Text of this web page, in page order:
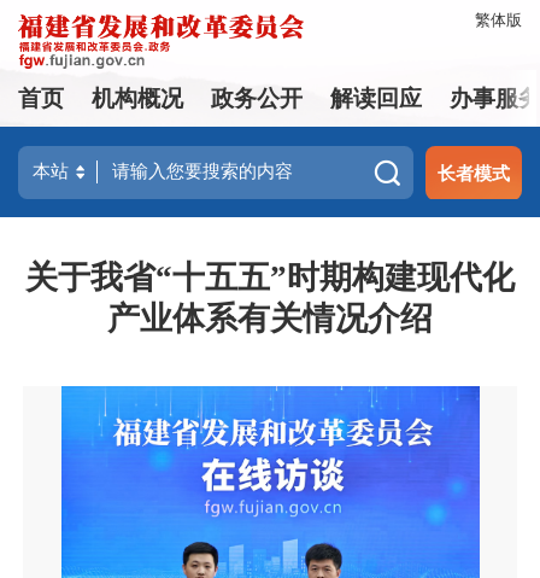
繁体版
首页 机构概况 政务公开 解读回应 办事服
长者模式
关于我省“十五五”时期构建现代化
产业体系有关情况介绍